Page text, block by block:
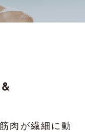
肉が繊細に動